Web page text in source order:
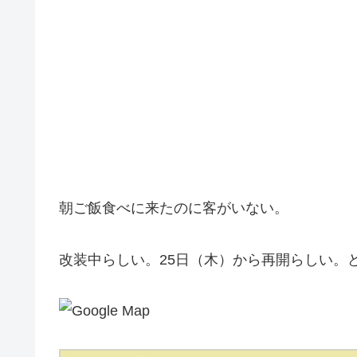
朝ご飯食べに来たのに客がいない。
改装中らしい。25日（木）から再開らしい。